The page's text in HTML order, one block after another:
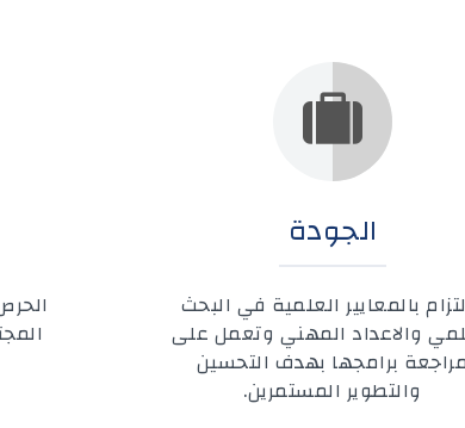
الجودة
‬والتطوير‭ ‬المستمرين‭.